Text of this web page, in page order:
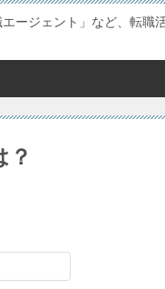
ージェント」など、転職
？